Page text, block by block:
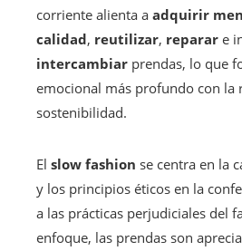
corriente alienta a adquirir
calidad, reutilizar, reparar e
intercambiar prendas, lo que
emocional más profundo con la
sostenibilidad.
El slow fashion se centra en la
y los principios éticos en la
a las prácticas perjudiciales del
enfoque, las prendas son